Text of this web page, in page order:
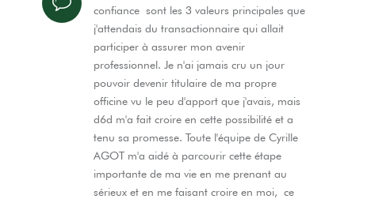
confiance sont les 3 valeurs principales que
j'attendais du transactionnaire qui allait
participer à assurer mon avenir
professionnel. Je n'ai jamais cru un jour
pouvoir devenir titulaire de ma propre
officine vu le peu d'apport que j'avais, mais
d6d m'a fait croire en cette possibilité et a
tenu sa promesse. Toute l'équipe de Cyrille
AGOT m'a aidé à parcourir cette étape
importante de ma vie en me prenant au
sérieux et en me faisant croire en moi, ce